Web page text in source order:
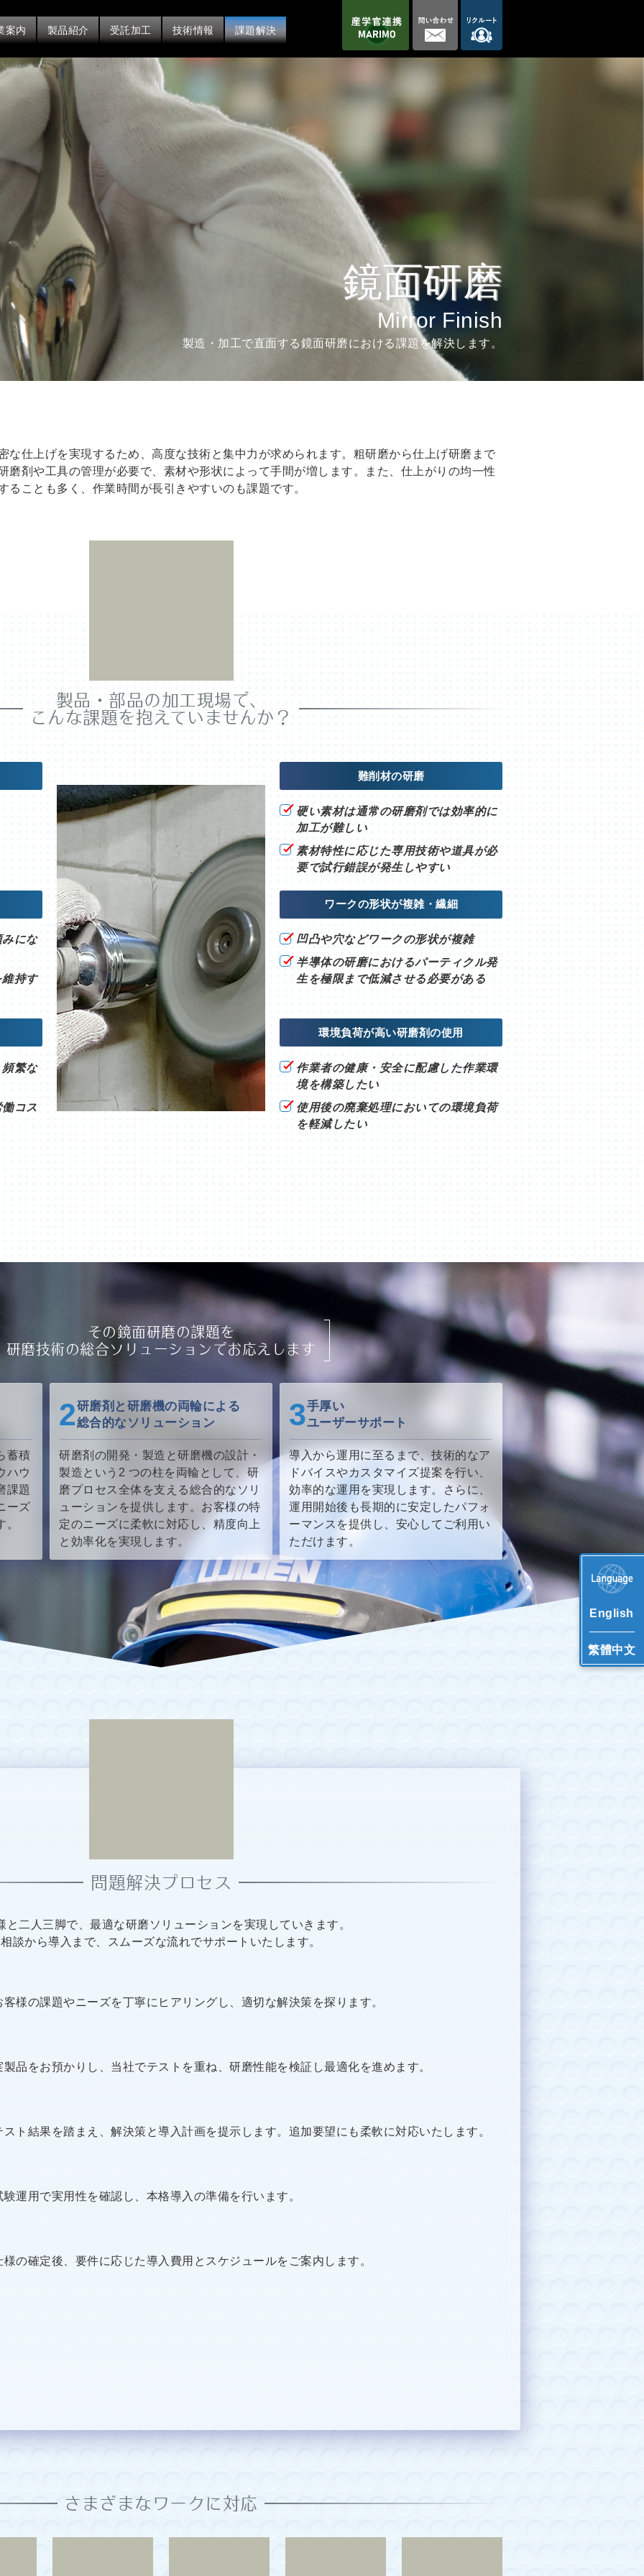
案内 製品紹介 受託加工 技術情報 課題解決
鏡面研磨
Mirror Finish
製造・加工で直面する鏡面研磨における課題を解決します。
な仕上げを実現するため、高度な技術と集中力が求められます。粗研磨から仕上げ研磨まで
磨剤や工具の管理が必要で、素材や形状によって手間が増します。また、仕上がりの均一性
ることも多く、作業時間が長引きやすいのも課題です。
製品・部品の加工現場で、
こんな課題を抱えていませんか？
難削材の研磨
硬い素材は通常の研磨剤では効率的に
加工が難しい
素材特性に応じた専用技術や道具が必
要で試行錯誤が発生しやすい
にな
持す
ワークの形状が複雑・繊細
凹凸や穴などワークの形状が複雑
半導体の研磨におけるパーティクル発
生を極限まで低減させる必要がある
繁な
コス
環境負荷が高い研磨剤の使用
作業者の健康・安全に配慮した作業環
境を構築したい
使用後の廃棄処理においての環境負荷
を軽減したい
その鏡面研磨の課題を
研磨技術の総合ソリューションでお応えします
蓄積
ハウ
課題
ーズ
研磨剤と研磨機の両輪による
総合的なソリューション
研磨剤の開発・製造と研磨機の設計・
製造という2 つの柱を両輪として、研
磨プロセス全体を支える総合的なソリ
ューションを提供します。お客様の特
定のニーズに柔軟に対応し、精度向上
と効率化を実現します。
手厚い
ユーザーサポート
導入から運用に至るまで、技術的なア
ドバイスやカスタマイズ提案を行い、
効率的な運用を実現します。さらに、
運用開始後も長期的に安定したパフォ
ーマンスを提供し、安心してご利用い
ただけます。
問題解決プロセス
と二人三脚で、最適な研磨ソリューションを実現していきます。
相談から導入まで、スムーズな流れでサポートいたします。
客様の課題やニーズを丁寧にヒアリングし、適切な解決策を探ります。
製品をお預かりし、当社でテストを重ね、研磨性能を検証し最適化を進めます。
スト結果を踏まえ、解決策と導入計画を提示します。追加要望にも柔軟に対応いたします。
験運用で実用性を確認し、本格導入の準備を行います。
様の確定後、要件に応じた導入費用とスケジュールをご案内します。
さまざまなワークに対応
English
繁體中文